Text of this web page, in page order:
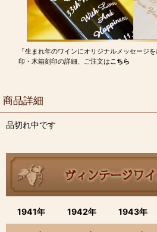
「生まれ年のワインにオリジナルメッセージ
印・木箱刻印の詳細、ご注文はこちら
商品詳細
品切れ中です
1941年 1942年 1943年